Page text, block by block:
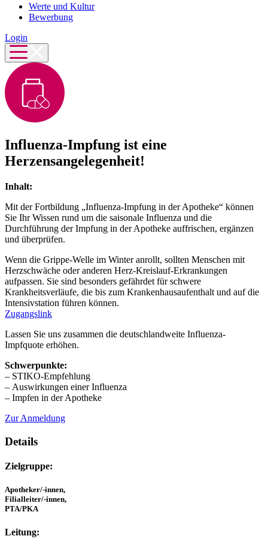
Werte und Kultur
Bewerbung
Login
Influenza-Impfung ist eine
Herzensangelegenheit!
Inhalt:
Mit der Fortbildung „Influenza-Impfung in der Apotheke“ können
Sie Ihr Wissen rund um die saisonale Influenza und die
Durchführung der Impfung in der Apotheke auffrischen, ergänzen
und überprüfen.
Wenn die Grippe-Welle im Winter anrollt, sollten Menschen mit
Herzschwäche oder anderen Herz-Kreislauf-Erkrankungen
aufpassen. Sie sind besonders gefährdet für schwere
Krankheitsverläufe, die bis zum Krankenhausaufenthalt und auf die
Intensivstation führen können.
Zugangslink
Lassen Sie uns zusammen die deutschlandweite Influenza-
Impfquote erhöhen.
Schwerpunkte:
– STIKO-Empfehlung
– Auswirkungen einer Influenza
– Impfen in der Apotheke
Zur Anmeldung
Details
Zielgruppe:
Apotheker/-innen,
Filialleiter/-innen,
PTA/PKA
Leitung: